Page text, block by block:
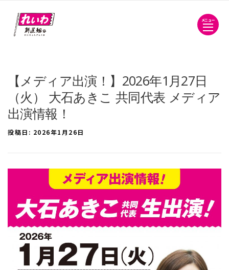
メニュー
【メディア出演！】2026年1月27日
（火） 大石あきこ 共同代表 メディア
出演情報！
投稿日: 2026年1月26日